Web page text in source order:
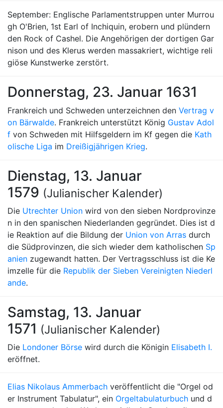
September: Englische Parlamentstruppen unter Murrou
gh O'Brien, 1st Earl of Inchiquin, erobern und plündern
den Rock of Cashel. Die Angehörigen der dortigen Gar
nison und des Klerus werden massakriert, wichtige reli
giöse Kunstwerke zerstört.
Donnerstag, 23. Januar 1631
Frankreich und Schweden unterzeichnen den Vertrag v
on Bärwalde. Frankreich unterstützt König Gustav Adol
f von Schweden mit Hilfsgeldern im Kf gegen die Kath
olische Liga im Dreißigjährigen Krieg.
Dienstag, 13. Januar
1579 (Julianischer Kalender)
Die Utrechter Union wird von den sieben Nordprovinze
n in den spanischen Niederlanden gegründet. Dies ist d
ie Reaktion auf die Bildung der Union von Arras durch
die Südprovinzen, die sich wieder dem katholischen Sp
anien zugewandt hatten. Der Vertragsschluss ist die Ke
imzelle für die Republik der Sieben Vereinigten Niederl
ande.
Samstag, 13. Januar
1571 (Julianischer Kalender)
Die Londoner Börse wird durch die Königin Elisabeth I.
eröffnet.
Elias Nikolaus Ammerbach veröffentlicht die "Orgel od
er Instrument Tabulatur", ein Orgeltabulaturbuch und d